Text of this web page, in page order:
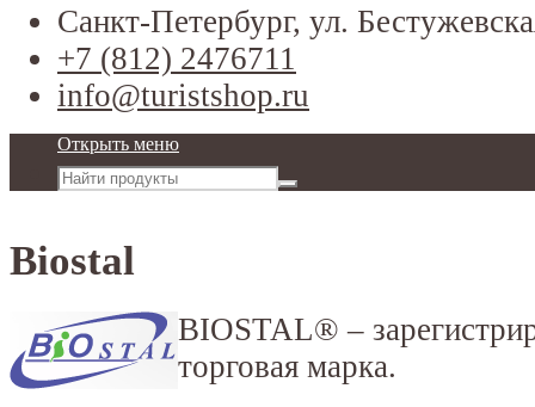
Санкт-Петербург, ул.
+7 (812) 2476711
info@turistshop.ru
Открыть меню
Biostal
BIOSTAL® –
торговая марка.